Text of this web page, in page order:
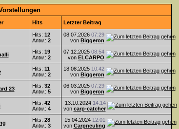
Hits Letzter Beitrag
Hits: 12
Antw.: 2
08.07.2026 07:29
von Biggeron
Hits: 19
Antw.: 2
07.12.2025 08:54
von ELCARPO
Hits: 11
Antw.: 2
18.08.2025 10:42
von Biggeron
23 Hits: 32
Antw.: 5
06.03.2025 07:29
von Biggeron
Hits: 42
Antw.: 4
13.10.2024 14:14
von carp-catcher
Hits: 28
Antw.: 3
15.04.2024 12:01
von Carpneuling